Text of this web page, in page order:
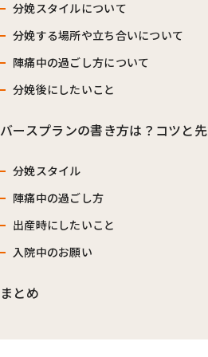
分娩スタイルについて
分娩する場所や立ち合いについて
陣痛中の過ごし方について
分娩後にしたいこと
バースプランの書き方は？コツと
分娩スタイル
陣痛中の過ごし方
出産時にしたいこと
入院中のお願い
まとめ